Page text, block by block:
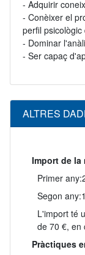
- Adquirir
- Conèixer el
perfil
- Dominar
- Ser capaç
ALTRES
Import de la
Primer any:
Segon any:
L'import té
de 70 €, en
Pràctiques